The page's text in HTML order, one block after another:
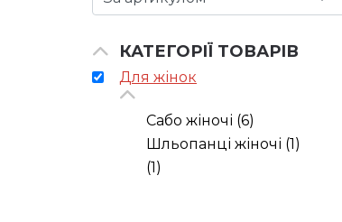
КАТЕГОРІЇ ТОВАРІВ
Для жінок
Сабо жіночі (6)
Шльопанці жіночі (1)
(1)